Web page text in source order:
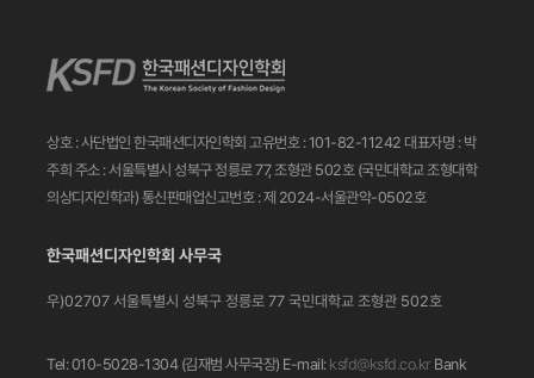
상호 : 사단법인 한국패션디자인학회 고유번호 : 101-82-11242 대표자명 : 박
주희 주소 : 서울특별시 성북구 정릉로 77, 조형관 502호 (국민대학교 조형대학
의상디자인학과) 통신판매업신고번호 : 제 2024-서울관악-0502호
한국패션디자인학회 사무국
우)02707 서울특별시 성북구 정릉로 77 국민대학교 조형관 502호
Tel: 010-5028-1304 (김재범 사무국장) E-mail: ksfd@ksfd.co.kr Bank